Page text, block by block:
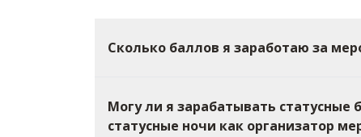
Сколько баллов я заработаю за
Могу ли я зарабатывать статусные
статусные ночи как организатор